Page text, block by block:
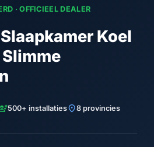
· OFFICIEEL DEALER
Koel
500+ installatieslocation_on8 provincies